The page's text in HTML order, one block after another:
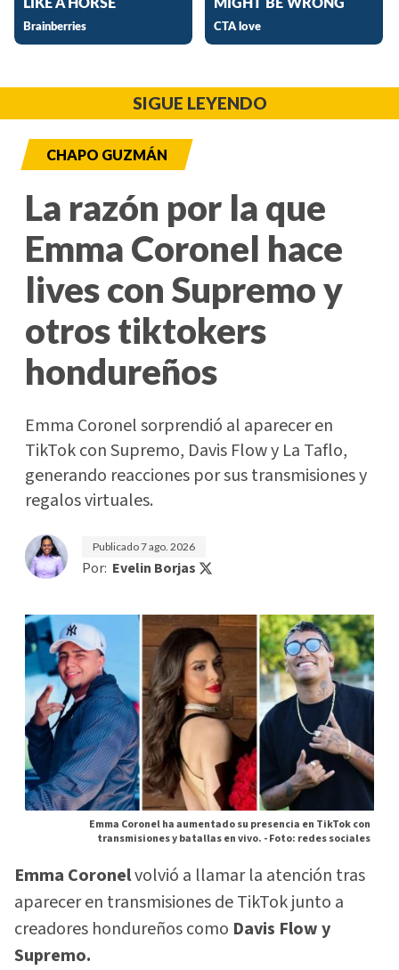
SIGUE LEYENDO
CHAPO GUZMÁN
La razón por la que
Emma Coronel hace
lives con Supremo y
otros tiktokers
hondureños
Emma Coronel sorprendió al aparecer en
TikTok con Supremo, Davis Flow y La Taflo,
generando reacciones por sus transmisiones y
regalos virtuales.
Publicado7 ago. 2026
Por: Evelin Borjas
Emma Coronel ha aumentado su presencia en TikTok con
transmisiones y batallas en vivo. -Foto: redes sociales
Emma Coronelvolvió a llamar la atención tras
aparecer en transmisiones de TikTok junto a
creadores hondureños como Davis Flow y
Supremo.